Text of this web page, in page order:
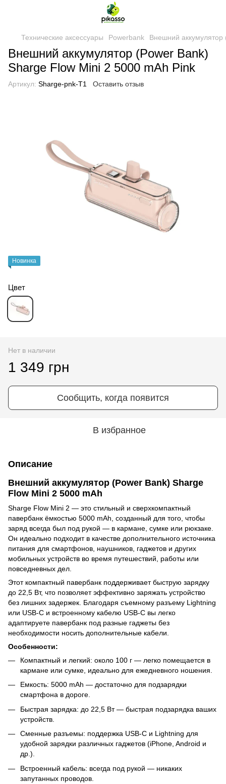
Технические аксессуары Powerbank Внешний
Внешний аккумулятор (Power Bank)
Sharge Flow Mini 2 5000 mAh Pink
Артикул: Sharge-pnk-T1 Оставить отзыв
Новинка
Цвет
Нет в наличии
1 349 грн
Сообщить, когда появится
В избранное
Описание
Внешний аккумулятор (Power Bank) Sharge
Flow Mini 2 5000 mAh
Sharge Flow Mini 2 — это стильный и сверхкомпактный
павербанк ёмкостью 5000 mAh, созданный для того, чтобы
заряд всегда был под рукой — в кармане, сумке или рюкзаке.
Он идеально подходит в качестве дополнительного источника
питания для смартфонов, наушников, гаджетов и других
мобильных устройств во время путешествий, работы или
повседневных дел.
Этот компактный павербанк поддерживает быструю зарядку
до 22,5 Вт, что позволяет эффективно заряжать устройство
без лишних задержек. Благодаря съемному разъему Lightning
или USB-C и встроенному кабелю USB-C вы легко
адаптируете павербанк под разные гаджеты без
необходимости носить дополнительные кабели.
Особенности:
Компактный и легкий: около 100 г — легко помещается в
кармане или сумке, идеально для ежедневного ношения.
Емкость: 5000 mAh — достаточно для подзарядки
смартфона в дороге.
Быстрая зарядка: до 22,5 Вт — быстрая подзарядка ваших
устройств.
Сменные разъемы: поддержка USB-C и Lightning для
удобной зарядки различных гаджетов (iPhone, Android и
др.).
Встроенный кабель: всегда под рукой — никаких
запутанных проводов.